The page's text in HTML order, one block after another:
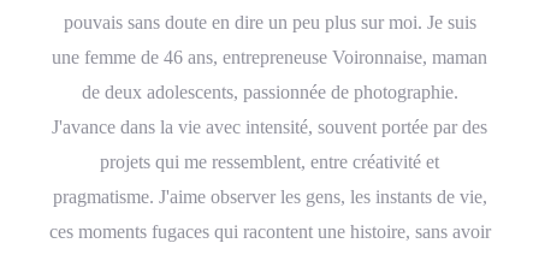
pouvais sans doute en dire un peu plus sur moi. Je suis
une femme de 46 ans, entrepreneuse Voironnaise, maman
de deux adolescents, passionnée de photographie.
J'avance dans la vie avec intensité, souvent portée par des
projets qui me ressemblent, entre créativité et
pragmatisme. J'aime observer les gens, les instants de vie,
ces moments fugaces qui racontent une histoire, sans avoir